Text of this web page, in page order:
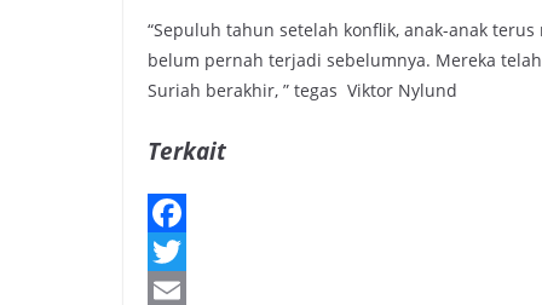
“Sepuluh tahun setelah konflik, anak-anak
belum pernah terjadi sebelumnya. Mereka
Suriah berakhir, ” tegas Viktor Nylund
Terkait
F
aT